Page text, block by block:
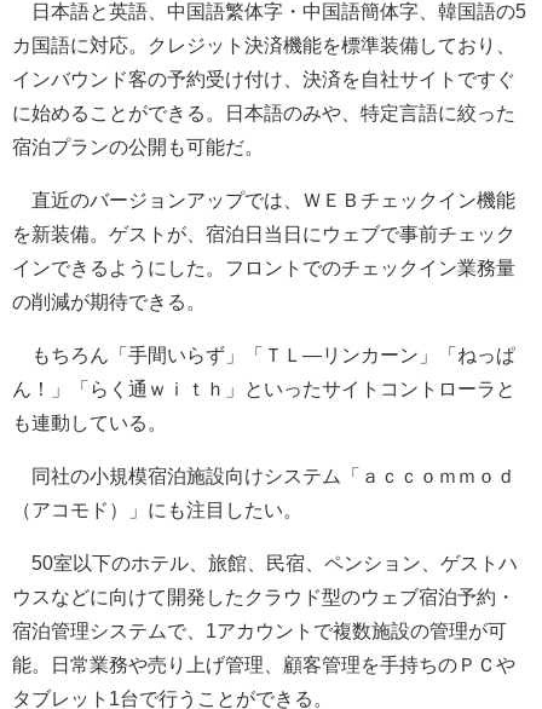
日本語と英語、中国語繁体字・中国語簡体字、韓国語の5
カ国語に対応。クレジット決済機能を標準装備しており、
インバウンド客の予約受け付け、決済を自社サイトですぐ
に始めることができる。日本語のみや、特定言語に絞った
宿泊プランの公開も可能だ。
直近のバージョンアップでは、ＷＥＢチェックイン機能
を新装備。ゲストが、宿泊日当日にウェブで事前チェック
インできるようにした。フロントでのチェックイン業務量
の削減が期待できる。
もちろん「手間いらず」「ＴＬ―リンカーン」「ねっぱ
ん！」「らく通ｗｉｔｈ」といったサイトコントローラと
も連動している。
同社の小規模宿泊施設向けシステム「ａｃｃｏｍｍｏｄ
（アコモド）」にも注目したい。
50室以下のホテル、旅館、民宿、ペンション、ゲストハ
ウスなどに向けて開発したクラウド型のウェブ宿泊予約・
宿泊管理システムで、1アカウントで複数施設の管理が可
能。日常業務や売り上げ管理、顧客管理を手持ちのＰＣや
タブレット1台で行うことができる。